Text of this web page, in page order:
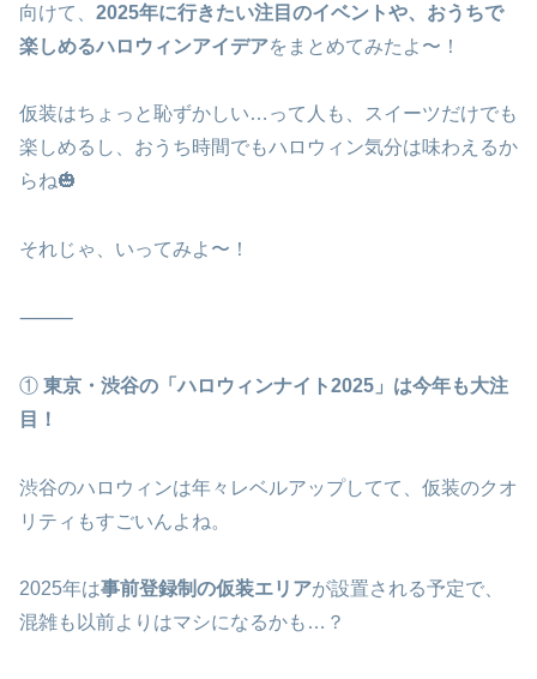
向けて、 2025年に行きたい注目のイベントや、おうちで
楽しめるハロウィンアイデアをまとめてみたよ〜！
仮装はちょっと恥ずかしい…って人も、スイーツだけでも
楽しめるし、おうち時間でもハロウィン気分は味わえるか
らね🎃
それじゃ、いってみよ〜！
⸻
① 東京・渋谷の「ハロウィンナイト2025」は今年も大注
目！
渋谷のハロウィンは年々レベルアップしてて、仮装のクオ
リティもすごいんよね。
2025年は事前登録制の仮装エリアが設置される予定で、
混雑も以前よりはマシになるかも…？